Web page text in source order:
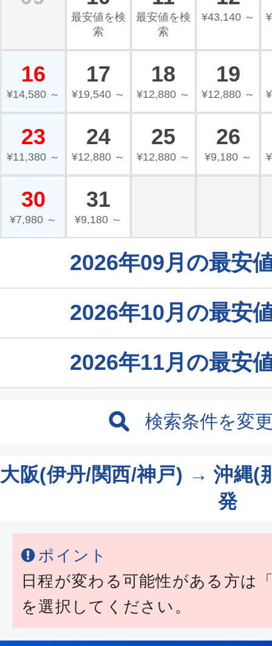
最安値を検
索
最安値を検
索
¥43,140 ～
16
¥14,580 ～
17
¥19,540 ～
18
¥12,880 ～
19
¥12,880 ～
23
¥11,380 ～
24
¥12,880 ～
25
¥12,880 ～
26
¥9,180 ～
30
¥7,980 ～
31
¥9,180 ～
2026年09月の最安
2026年10月の最安
2026年11月の最安
検索条件を変
大阪(伊丹/関西/神戸) → 沖縄(
発
ポイント
日程が変わる可能性がある方は
を選択してください。